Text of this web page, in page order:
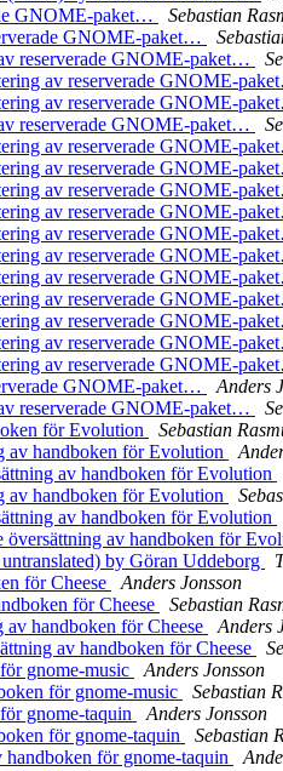
GNOME-paket…
Sebastian
GNOME-paket…
reserverade GNOME-paket…
av reserverade GNOME-
av reserverade GNOME-
reserverade GNOME-paket…
av reserverade GNOME-
av reserverade GNOME-
av reserverade GNOME-
av reserverade GNOME-
av reserverade GNOME-
av reserverade GNOME-
av reserverade GNOME-
av reserverade GNOME-
av reserverade GNOME-
av reserverade GNOME-
av reserverade GNOME-
GNOME-paket…
Anders
reserverade GNOME-paket…
för Evolution
Sebastian
av handboken för Evolution
av handboken för Evolution
av handboken för Evolution
av handboken för Evolution
översättning av handboken för
by Göran Uddeborg
för Cheese
Anders Jonsson
för Cheese
Sebastian
handboken för Cheese
Anders
av handboken för Cheese
gnome-music
Anders Jonsson
för gnome-music
Sebastian
gnome-taquin
Anders Jonsson
för gnome-taquin
Sebastian
handboken för gnome-taquin